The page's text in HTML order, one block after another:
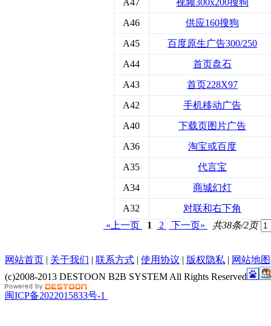
A46
供应160搜狗
A45
百度原生广告300/250
A44
首页盘石
A43
首页228X97
A42
手机移动广告
A40
下载页图片广告
A36
淘宝或百度
A35
代言宝
A34
商城幻灯
A32
对联和右下角
«上一页
1 2 下一页» 共38条/2页
网站首页 | 关于我们 | 联系方式 | 使用协议 | 版权隐私 | 网站地图
(c)2008-2013 DESTOON B2B SYSTEM All Rights Reserved
闽ICP备2022015833号-1